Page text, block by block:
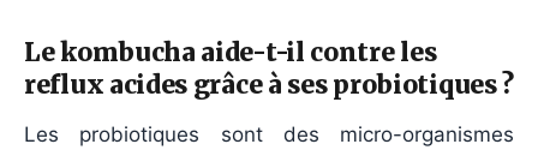
Le kombucha aide-t-il contre les
reflux acides grâce à ses probiotiques ?
Les probiotiques sont des micro-organismes